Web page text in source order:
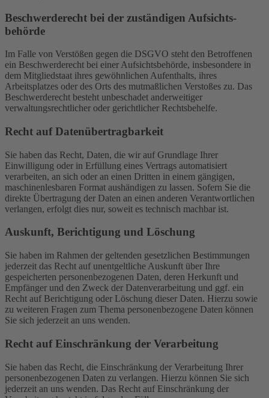
Beschwerde­recht bei der zuständigen Aufsichts­
behörde
Im Falle von Verstößen gegen die DSGVO steht den Betroffenen
ein Beschwerderecht bei einer Aufsichtsbehörde, insbesondere in
dem Mitgliedstaat ihres gewöhnlichen Aufenthalts, ihres
Arbeitsplatzes oder des Orts des mutmaßlichen Verstoßes zu. Das
Beschwerderecht besteht unbeschadet anderweitiger
verwaltungsrechtlicher oder gerichtlicher Rechtsbehelfe.
Recht auf Daten­übertrag­barkeit
Sie haben das Recht, Daten, die wir auf Grundlage Ihrer
Einwilligung oder in Erfüllung eines Vertrags automatisiert
verarbeiten, an sich oder an einen Dritten in einem gängigen,
maschinenlesbaren Format aushändigen zu lassen. Sofern Sie die
direkte Übertragung der Daten an einen anderen Verantwortlichen
verlangen, erfolgt dies nur, soweit es technisch machbar ist.
Auskunft, Berichtigung und Löschung
Sie haben im Rahmen der geltenden gesetzlichen Bestimmungen
jederzeit das Recht auf unentgeltliche Auskunft über Ihre
gespeicherten personenbezogenen Daten, deren Herkunft und
Empfänger und den Zweck der Datenverarbeitung und ggf. ein
Recht auf Berichtigung oder Löschung dieser Daten. Hierzu sowie
zu weiteren Fragen zum Thema personenbezogene Daten können
Sie sich jederzeit an uns wenden.
Recht auf Einschränkung der Verarbeitung
Sie haben das Recht, die Einschränkung der Verarbeitung Ihrer
personenbezogenen Daten zu verlangen. Hierzu können Sie sich
jederzeit an uns wenden. Das Recht auf Einschränkung der